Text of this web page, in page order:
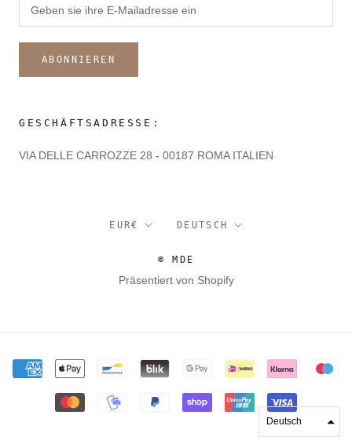
ABONNIEREN
GESCHÄFTSADRESSE:
VIA DELLE CARROZZE 28 - 00187 ROMA ITALIEN
Währung
EUR€ Sprache
DEUTSCH
© MDE
Präsentiert von Shopify
Deutsch